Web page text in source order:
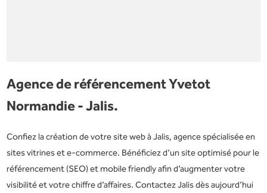
Agence de référencement Yvetot
Normandie - Jalis.
Confiez la création de votre site web à Jalis, agence spécialisée en
sites vitrines et e-commerce. Bénéficiez d’un site optimisé pour le
référencement (SEO) et mobile friendly afin d’augmenter votre
visibilité et votre chiffre d’affaires. Contactez Jalis dès aujourd’hui